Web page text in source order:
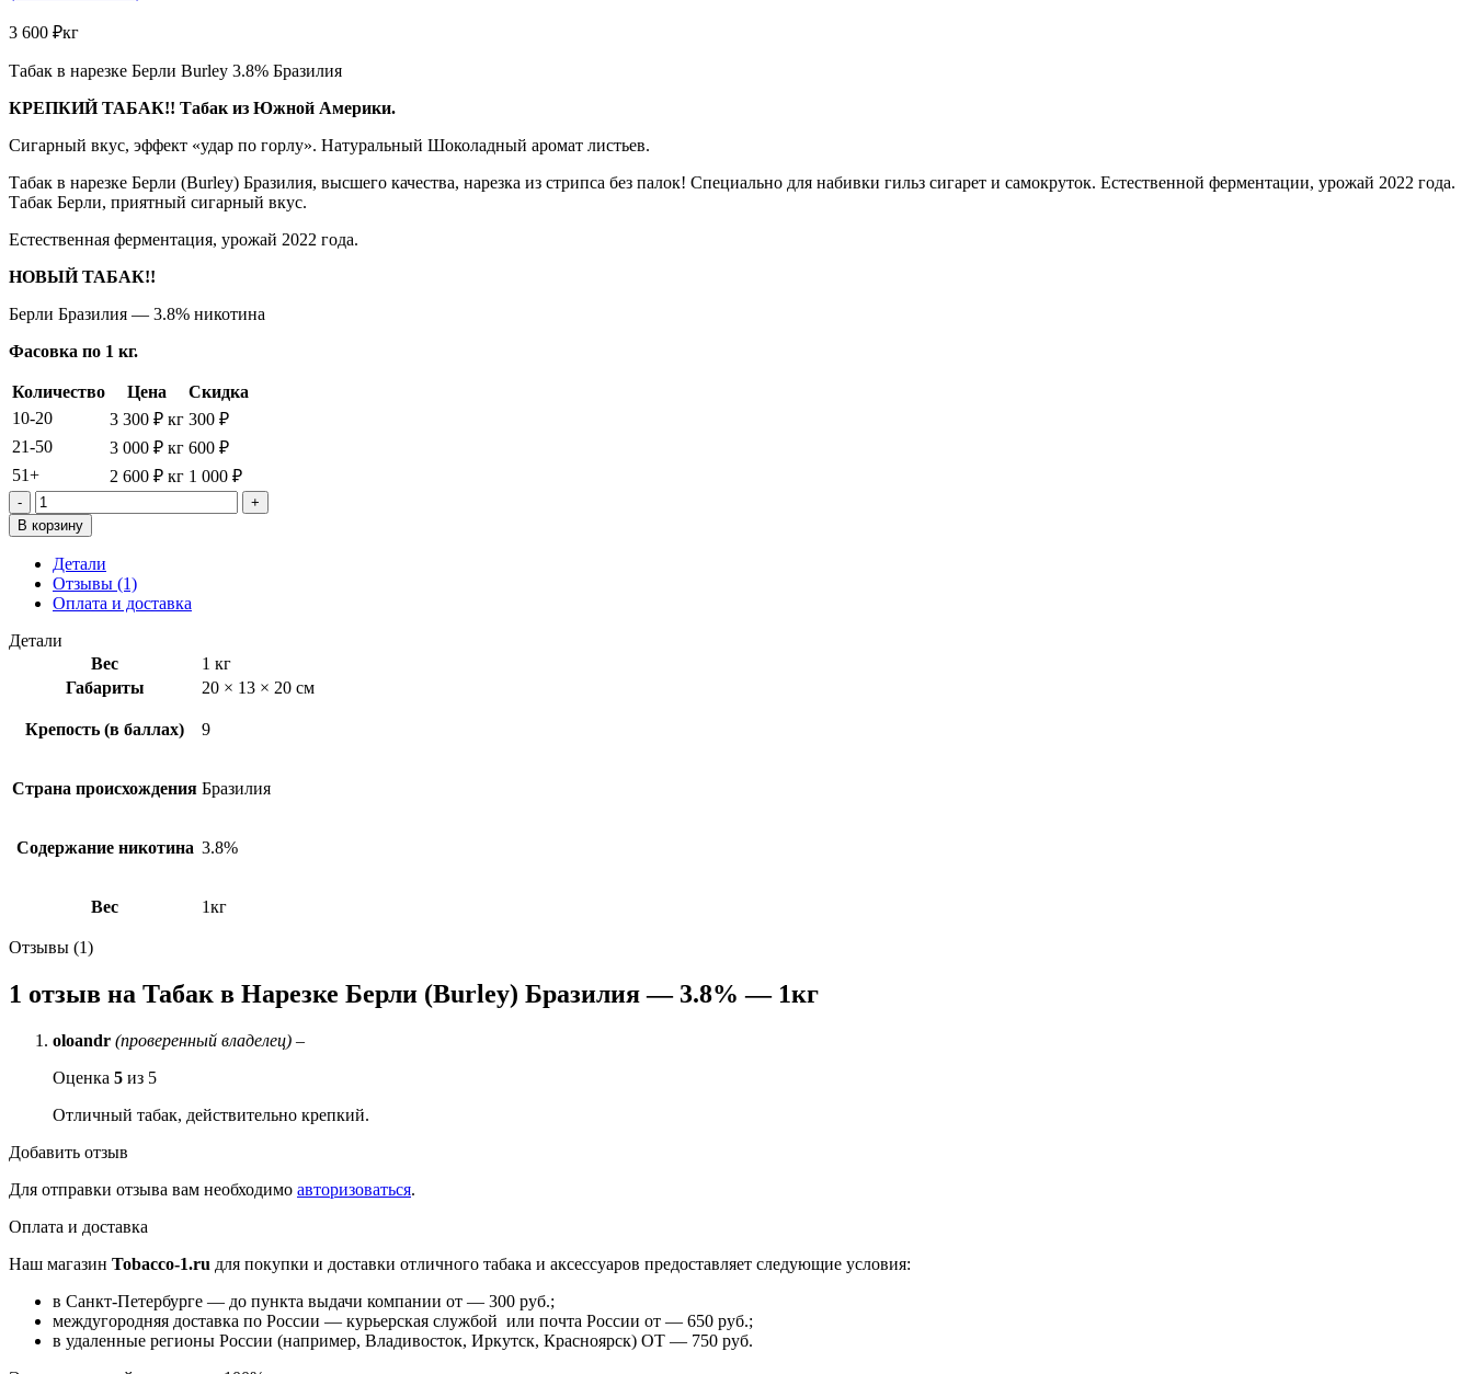
3 600 ₽кг
Табак в нарезке Берли Burley 3.8% Бразилия
КРЕПКИЙ ТАБАК!! Табак из Южной Америки.
Сигарный вкус, эффект «удар по горлу». Натуральный Шоколадный аромат листьев.
Табак в нарезке Берли (Burley) Бразилия, высшего качества, нарезка из стрипса без палок! Специально для набивки гильз сигарет и самокруток. Естественной ферментации, урожай 2022 года.
Табак Берли, приятный сигарный вкус.
Естественная ферментация, урожай 2022 года.
НОВЫЙ ТАБАК!!
Берли Бразилия — 3.8% никотина
Фасовка по 1 кг.
Количество Цена
Скидка
10-20
3 300 ₽ кг 300 ₽
21-50
3 000 ₽ кг 600 ₽
51+
2 600 ₽ кг 1 000 ₽
Количество
товара
Табак
в
Нарезке
Берли
(Burley)
Бразилия
В корзину
Детали
Отзывы (1)
Оплата и доставка
Детали
Вес
1 кг
Габариты
20 × 13 × 20 см
Крепость (в баллах) 9
Страна происхождения Бразилия
Содержание никотина 3.8%
Вес 1кг
Отзывы (1)
1 отзыв на Табак в Нарезке Берли (Burley) Бразилия — 3.8% — 1кг
oloandr (проверенный владелец) –
Оценка 5 из 5
Отличный табак, действительно крепкий.
Добавить отзыв
Для отправки отзыва вам необходимо авторизоваться.
Оплата и доставка
Наш магазин Tobacco-1.ru для покупки и доставки отличного табака и аксессуаров предоставляет следующие условия:
в Санкт-Петербурге — до пункта выдачи компании от — 300 руб.;
междугородняя доставка по России — курьерская службой или почта России от — 650 руб.;
в удаленные регионы России (например, Владивосток, Иркутск, Красноярск) ОТ — 750 руб.